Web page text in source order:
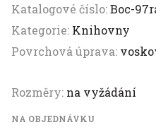
Katalogové číslo:Boc-
Kategorie: Knihovny
Povrchová úprava:
Rozměry: na vyžádání
NA OBJEDNÁVKU